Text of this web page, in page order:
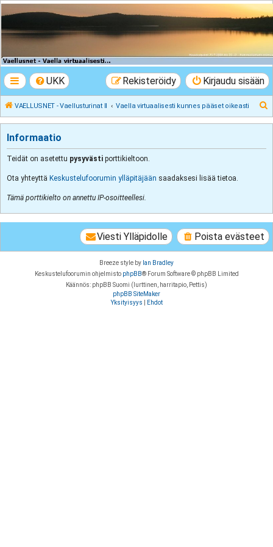
VAELLUSNET -
Vaellusturinat II
UKK Kirjaudu sisään
Rekisteröidy
VAELLUSNET - Vaellusturinat II Vaella virtuaalisesti kunnes pääset oikeasti
Informaatio
Teidät on asetettu pysyvästi porttikieltoon.
Ota yhteyttä Keskustelufoorumin ylläpitäjään saadaksesi lisää tietoa.
Tämä porttikielto on annettu IP-osoitteellesi.
Poista evästeet
Viesti Ylläpidolle
Breeze style by Ian Bradley
Keskustelufoorumin ohjelmisto phpBB® Forum Software © phpBB Limited
Käännös: phpBB Suomi (lurttinen, harritapio, Pettis)
phpBB SiteMaker
Yksityisyys
Ehdot